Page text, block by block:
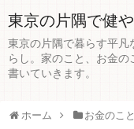
東京の片隅で健や
東京の片隅で暮らす平凡
らし。家のこと、お金
書いていきます。
ホーム お金のこと